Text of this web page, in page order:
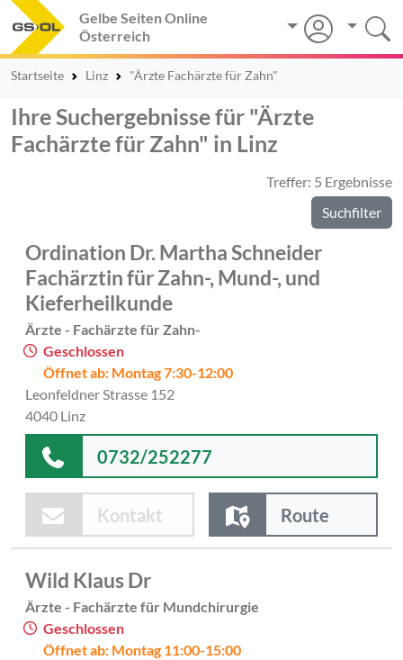
Gelbe Seiten Online
Österreich
Startseite Linz "Ärzte Fachärzte für Zahn"
Ihre Suchergebnisse für "Ärzte
Fachärzte für Zahn" in Linz
Treffer: 5 Ergebnisse
Suchfilter
Ordination Dr. Martha Schneider
Fachärztin für Zahn-, Mund-, und
Kieferheilkunde
Ärzte - Fachärzte für Zahn-
Geschlossen
Öffnet ab: Montag 7:30-12:00
Leonfeldner Strasse 152
4040 Linz
0732/252277
Kontakt Route
Wild Klaus Dr
Ärzte - Fachärzte für Mundchirurgie
Geschlossen
Öffnet ab: Montag 11:00-15:00